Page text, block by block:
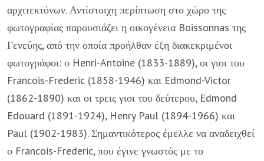
αρχιτεκτόνων. Αντίστοιχη περίπτωση στο χώρο της
φωτογραφίας παρουσιάζει η οικογένεια Boissonnas της
Γενεύης, από την οποία προήλθαν έξη διακεκριμένοι
φωτογράφοι: ο Henri-Antoine (1833-1889), οι γιοι του
Francois-Frederic (1858-1946) και Edmond-Victor
(1862-1890) και οι τρεις γιοι του δεύτερου, Edmond
Edouard (1891-1924), Henry Paul (1894-1966) και
Paul (1902-1983). Σημαντικότερος έμελλε να αναδειχθεί
ο Francois-Frederic, που έγινε γνωστός με το